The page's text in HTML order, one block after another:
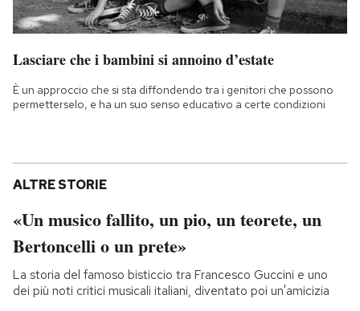
Lasciare che i bambini si annoino d’estate
È un approccio che si sta diffondendo tra i genitori che possono
permetterselo, e ha un suo senso educativo a certe condizioni
ALTRE STORIE
«Un musico fallito, un pio, un teorete, un
Bertoncelli o un prete»
La storia del famoso bisticcio tra Francesco Guccini e uno
dei più noti critici musicali italiani, diventato poi un'amicizia